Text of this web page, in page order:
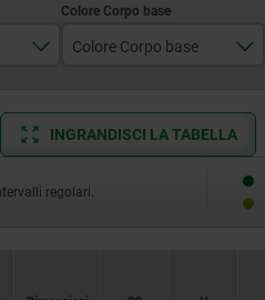
Colore Corpo base
argento metallizzato
INGRANDISCI LA TABELLA
regolari.